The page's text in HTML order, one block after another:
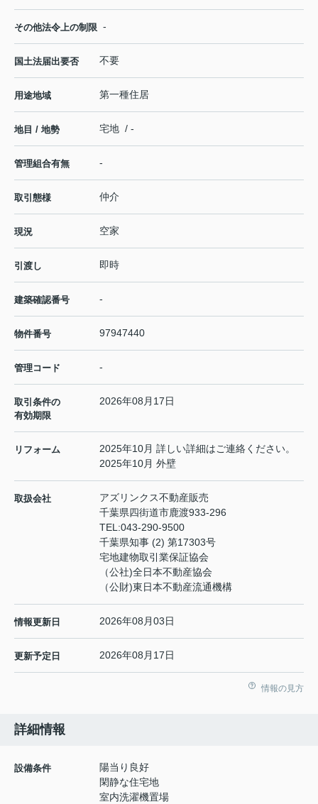
その他法令上の制限 -
国土法届出要否 不要
用途地域 第一種住居
地目 / 地勢 宅地 / -
管理組合有無 -
取引態様 仲介
現況 空家
引渡し 即時
建築確認番号 -
物件番号 97947440
管理コード -
取引条件の
有効期限
2026年08月17日
リフォーム
2025年10月 詳しい詳細はご連絡ください。
2025年10月 外壁
取扱会社
アズリンクス不動産販売
千葉県四街道市鹿渡933-296
TEL:043-290-9500
千葉県知事 (2) 第17303号
宅地建物取引業保証協会
（公社)全日本不動産協会
（公財)東日本不動産流通機構
情報更新日 2026年08月03日
更新予定日 2026年08月17日
情報の見方
詳細情報
設備条件
陽当り良好
閑静な住宅地
室内洗濯機置場